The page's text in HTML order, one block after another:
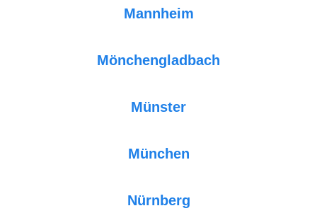
Mannheim
Mönchengladbach
Münster
München
Nürnberg